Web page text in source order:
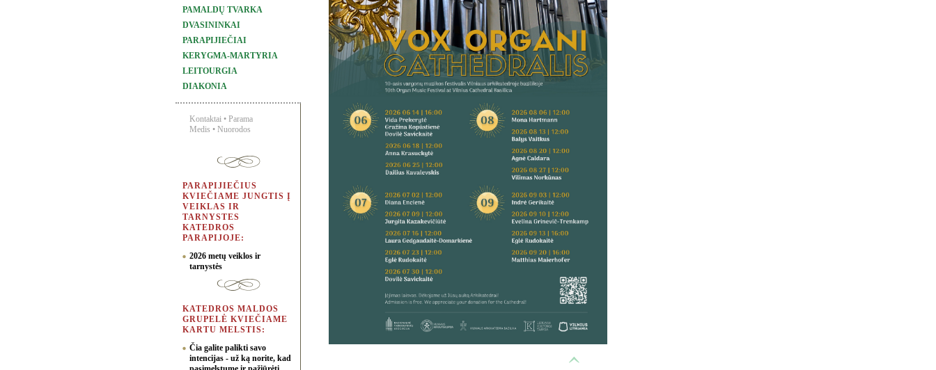
PAMALDŲ TVARKA
DVASININKAI
PARAPIJIEČIAI
KERYGMA-MARTYRIA
LEITOURGIA
DIAKONIA
Kontaktai • Parama
Medis • Nuorodos
PARAPIJIEČIUS
KVIEČIAME JUNGTIS Į
VEIKLAS IR
TARNYSTES
KATEDROS
PARAPIJOJE:
2026 metų veiklos ir
tarnystės
KATEDROS MALDOS
GRUPELĖ KVIEČIAME
KARTU MELSTIS:
Čia galite palikti savo
intencijas - už ką norite, kad